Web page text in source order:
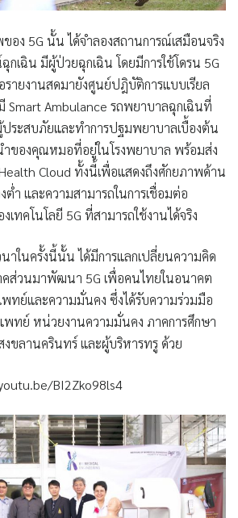
อง 5G นั้น ได้จำลองสถานการณ์เสมือนจริง
กเฉิน มีผู้ป่วยฉุกเฉิน โดยมีการใช้โดรน 5G
รายงานสดมายังศูนย์ปฎิบัติการแบบเรียล
Smart Ambulance รถพยาบาลฉุกเฉินที่
ระสบภัยและทำการปฐมพยาบาลเบื้องต้น
ของคุณหมอที่อยู่ในโรงพยาบาล พร้อมส่ง
Cloud ทั้งนี้เพื่อแสดงถึงศักยภาพด้าน
ต่ำ และความสามารถในการเชื่อมต่อ
ทคโนโลยี 5G ที่สามารถใช้งานได้จริง
นาในครั้งนี้นั้น ได้มีการแลกเปลี่ยนความคิด
ส่วนมาพัฒนา 5G เพื่อคนไทยในอนาคต
พทย์และความมั่นคง ซึ่งได้รับความร่วมมือ
ทย์ หน่วยงานความมั่นคง ภาคการศึกษา
ขลานครินทร์ และผู้บริหารทรู ด้วย
BI2Zko98ls4